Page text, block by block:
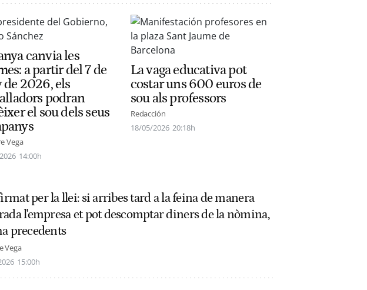
canvia les
a partir del 7 de
de 2026, els
podran
el sou dels seus
Vega
14:00h
La vaga educativa pot
costar uns 600 euros de
sou als professors
Redacción
18/05/2026 20:18h
per la llei: si arribes tard a la feina de manera
l'empresa et pot descomptar diners de la nòmina,
precedents
Vega
15:00h